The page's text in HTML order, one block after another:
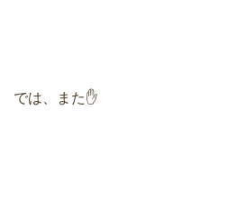
では、また✋